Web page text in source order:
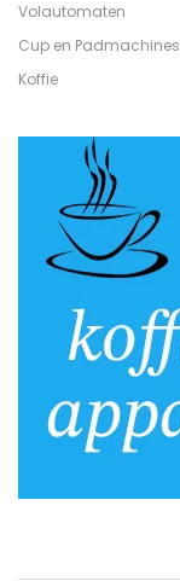
Volautomaten
Cup en Padmachines
Koffie